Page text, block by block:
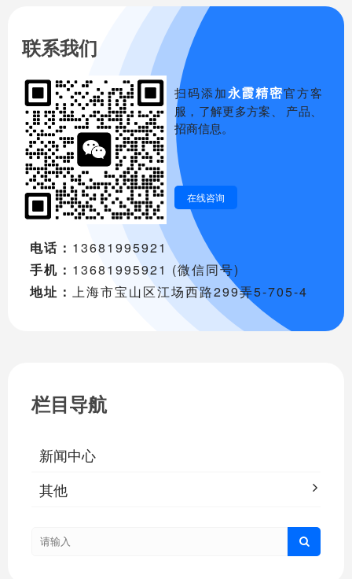
联系我们
扫码添加永霞精密官方客
服，了解更多方案、 产品、
招商信息。
在线咨询
电话： 13681995921
手机： 13681995921 (微信同号)
地址： 上海市宝山区江场西路299弄5-705-4
栏目导航
新闻中心
其他